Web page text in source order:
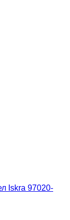
Iskra 97020-